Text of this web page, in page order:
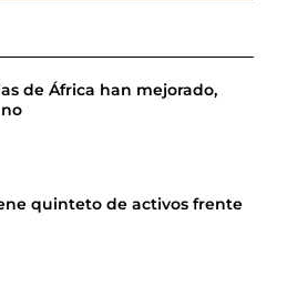
de África han mejorado,
quinteto de activos frente